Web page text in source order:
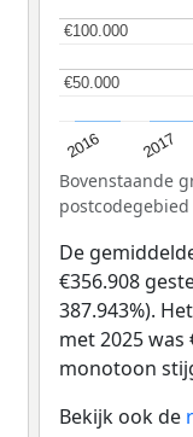
2016 2017
€50.000
€50.000
€100.000
€100.000
Bovenstaande
postcodegebied
De
€356.908
387.943%).
met 2025 was
monotoon
Bekijk ook de